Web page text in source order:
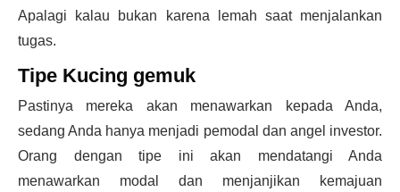
Apalagi kalau bukan karena lemah saat menjalankan
tugas.
Tipe Kucing gemuk
Pastinya mereka akan menawarkan kepada Anda,
sedang Anda hanya menjadi pemodal dan angel investor.
Orang dengan tipe ini akan mendatangi Anda
menawarkan modal dan menjanjikan kemajuan